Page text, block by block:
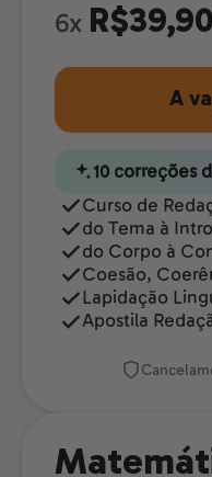
6x R$39,90
A
10 correções
Curso de
do Tema à
do Corpo à
Coesão,
Lapidação
Apostila